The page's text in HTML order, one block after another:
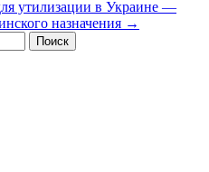
утилизации в Украине —
назначения →